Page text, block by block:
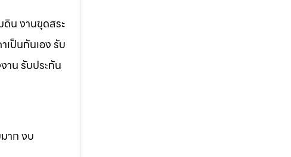
ดิน งานขุดสระ
ป็นกันเอง รับ
าน รับประกัน
าก งบ